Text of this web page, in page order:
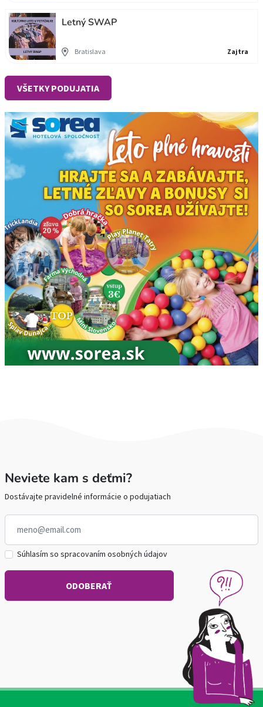
Letný SWAP
Bratislava Zajtra
VŠETKY PODUJATIA
Neviete kam s deťmi?
Dostávajte pravidelné informácie o podujatiach
Súhlasím so spracovaním osobných údajov